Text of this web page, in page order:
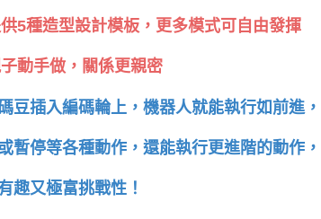
5種造型設計模板，更多模式可自由發揮
動手做，關係更親密
豆插入編碼輪上，機器人就能執行如前進
暫停等各種動作，還能執行更進階的動作
趣又極富挑戰性！